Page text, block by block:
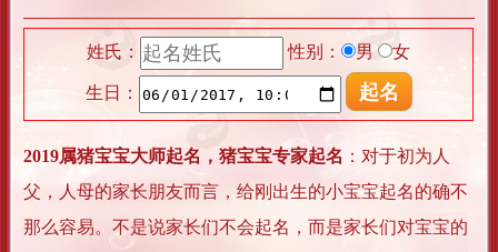
姓氏： 性别： 男 女
生日：
2019属猪宝宝大师起名，猪宝宝专家起名 ：对于初为人
父，人母的家长朋友而言，给刚出生的小宝宝起名的确不
那么容易。不是说家长们不会起名，而是家长们对宝宝的